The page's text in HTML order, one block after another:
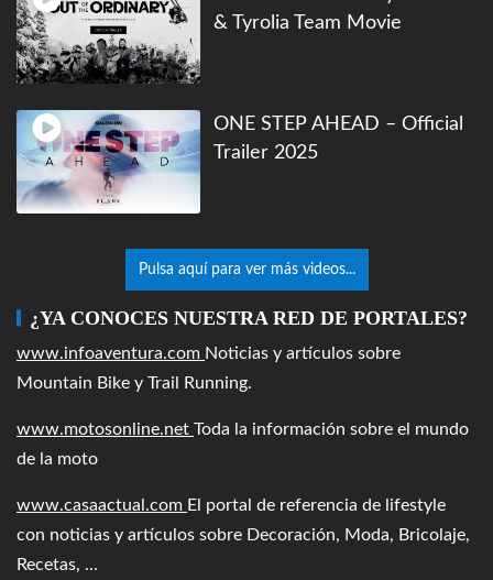
& Tyrolia Team Movie
ONE STEP AHEAD – Official
Trailer 2025
Pulsa aquí para ver más videos...
¿YA CONOCES NUESTRA RED DE PORTALES?
www.infoaventura.com Noticias y artículos sobre
Mountain Bike y Trail Running.
www.motosonline.net Toda la información sobre el mundo
de la moto
www.casaactual.com El portal de referencia de lifestyle
con noticias y artículos sobre Decoración, Moda, Bricolaje,
Recetas, ...